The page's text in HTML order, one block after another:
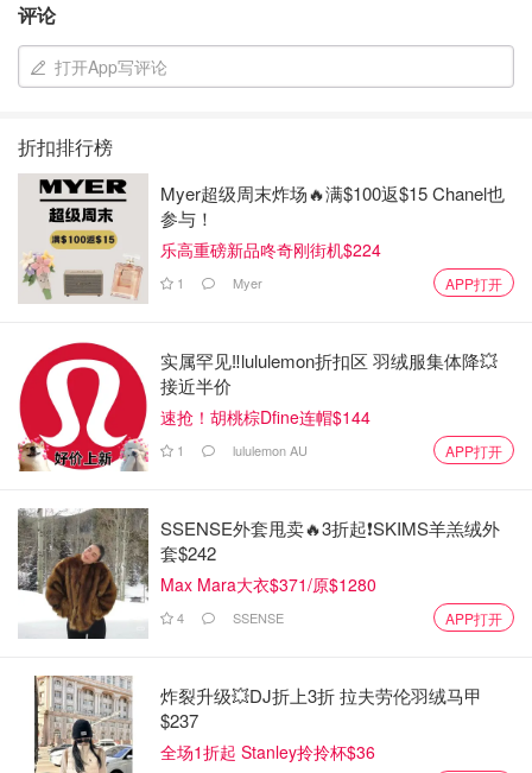
评论
打开App写评论
折扣排行榜
Myer超级周末炸场🔥满$100返$15 Chanel也
参与！
乐高重磅新品咚奇刚街机$224
1 Myer APP打开
实属罕见‼️lululemon折扣区 羽绒服集体降💥
接近半价
速抢！胡桃棕Dfine连帽$144
1 lululemon AU APP打开
SSENSE外套甩卖🔥3折起❗SKIMS羊羔绒外
套$242
Max Mara大衣$371/原$1280
4 SSENSE APP打开
炸裂升级💥DJ折上3折 拉夫劳伦羽绒马甲
$237
全场1折起 Stanley拎拎杯$36